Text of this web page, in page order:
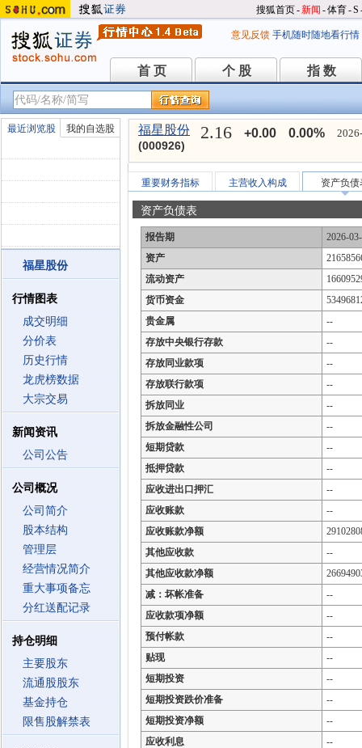
搜狐首页-新闻 -体育-S
意见反馈 手机随时随地看行情
首 页
首 页 个 股
个 股 指 数
指 数
最近浏览股 我的自选股
福星股份
行情图表
成交明细
分价表
历史行情
龙虎榜数据
大宗交易
新闻资讯
公司公告
公司概况
公司简介
股本结构
管理层
经营情况简介
重大事项备忘
分红送配记录
持仓明细
主要股东
流通股股东
基金持仓
限售股解禁表
福星股份
(000926)
2.16 +0.00 0.00%
重要财务指标 主营收入构成 资产负债
资产负债表
报告期
2026-
资产
流动资产
货币资金
贵金属
--
存放中央银行存款
--
存放同业款项
--
存放联行款项
--
拆放同业
--
拆放金融性公司
--
短期贷款
--
抵押贷款
--
应收进出口押汇
--
应收账款
--
应收账款净额
其他应收款
--
其他应收款净额
减：坏帐准备
--
应收款项净额
--
预付帐款
--
贴现
--
短期投资
--
短期投资跌价准备
--
短期投资净额
--
应收利息
--